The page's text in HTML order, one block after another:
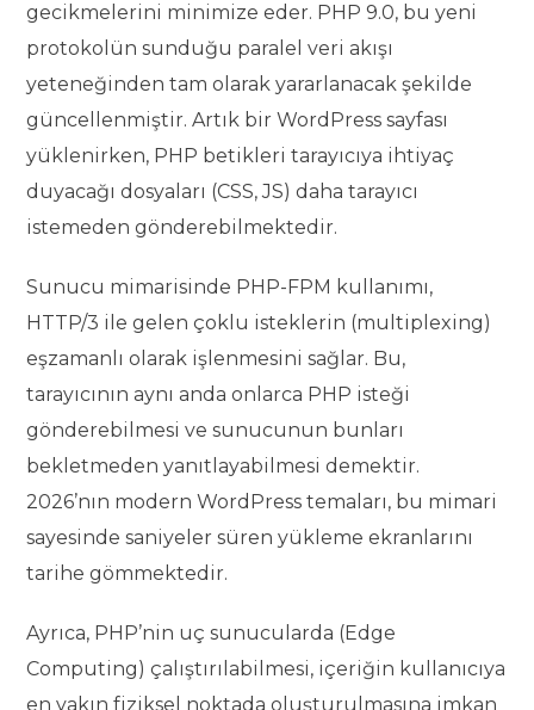
gecikmelerini minimize eder. PHP 9.0, bu yeni
protokolün sunduğu paralel veri akışı
yeteneğinden tam olarak yararlanacak şekilde
güncellenmiştir. Artık bir WordPress sayfası
yüklenirken, PHP betikleri tarayıcıya ihtiyaç
duyacağı dosyaları (CSS, JS) daha tarayıcı
istemeden gönderebilmektedir.
Sunucu mimarisinde PHP-FPM kullanımı,
HTTP/3 ile gelen çoklu isteklerin (multiplexing)
eşzamanlı olarak işlenmesini sağlar. Bu,
tarayıcının aynı anda onlarca PHP isteği
gönderebilmesi ve sunucunun bunları
bekletmeden yanıtlayabilmesi demektir.
2026’nın modern WordPress temaları, bu mimari
sayesinde saniyeler süren yükleme ekranlarını
tarihe gömmektedir.
Ayrıca, PHP’nin uç sunucularda (Edge
Computing) çalıştırılabilmesi, içeriğin kullanıcıya
en yakın fiziksel noktada oluşturulmasına imkan